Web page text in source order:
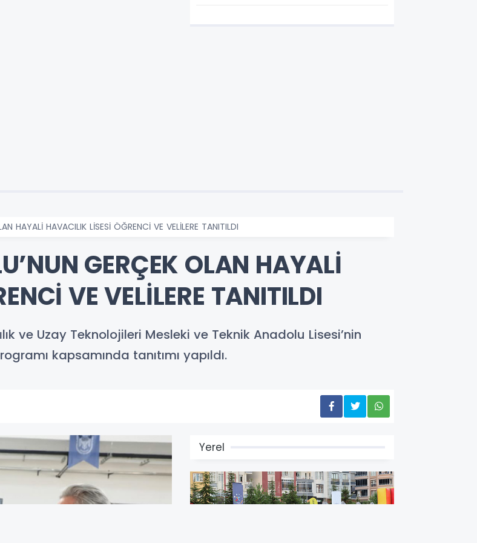
HAYALİ HAVACILIK LİSESİ ÖĞRENCİ VE VELİLERE TANITILDI
GERÇEK OLAN HAYALİ
VE VELİLERE TANITILDI
ve Uzay Teknolojileri Mesleki ve Teknik Anadolu Lisesi’nin
kapsamında tanıtımı yapıldı.
Yerel